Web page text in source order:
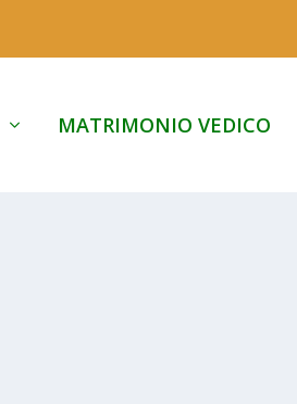
MATRIMONIO VEDICO